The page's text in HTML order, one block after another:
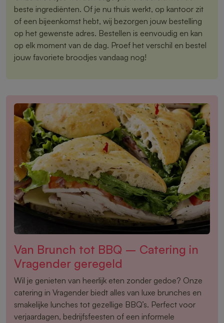
beste ingrediënten. Of je nu thuis werkt, op kantoor zit
of een bijeenkomst hebt, wij bezorgen jouw bestelling
op het gewenste adres. Bestellen is eenvoudig en kan
op elk moment van de dag. Proef het verschil en bestel
jouw favoriete broodjes vandaag nog!
Van Brunch tot BBQ – Catering in
Vragender geregeld
Wil je genieten van heerlijk eten zonder gedoe? Onze
catering in Vragender biedt alles van luxe brunches en
smakelijke lunches tot gezellige BBQ’s. Perfect voor
verjaardagen, bedrijfsfeesten of een informele